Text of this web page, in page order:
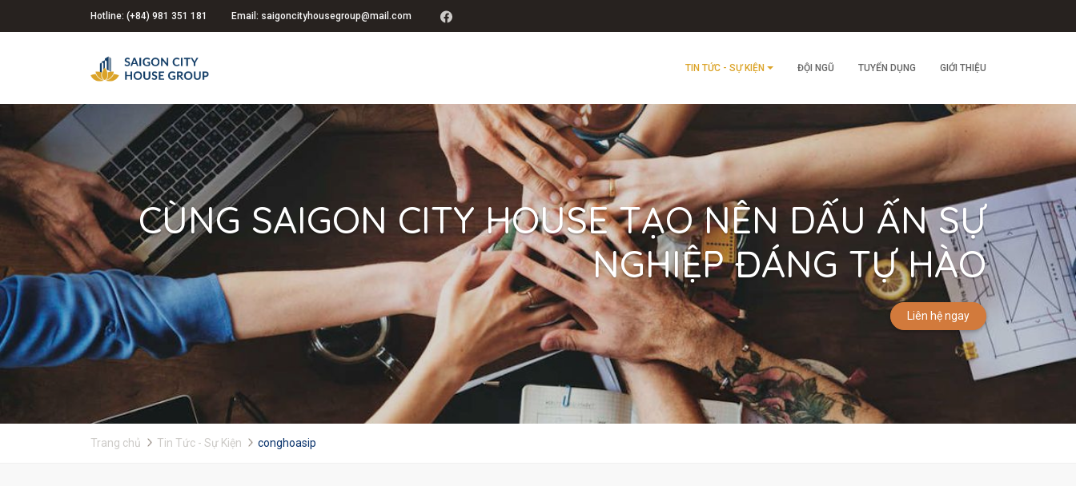
Hotline: (+84) 981 351 181 Email: saigoncityhousegroup@mail.com
TIN TỨC - SỰ KIỆN ĐỘI NGŨ TUYỂN DỤNG GIỚI THIỆU
CÙNG SAIGON CITY HOUSE TẠO NÊN DẤU ẤN SỰ
NGHIỆP ĐÁNG TỰ HÀO
Liên hệ ngay
Trang chủ Tin Tức - Sự Kiện conghoasip